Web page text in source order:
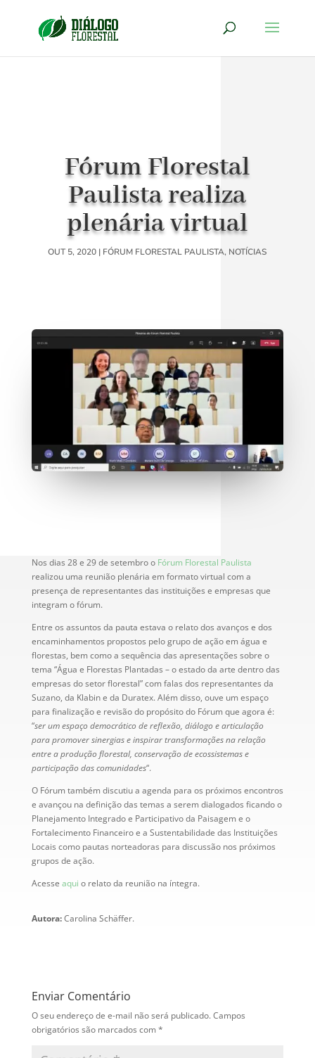
Fórum Florestal
Paulista realiza
plenária virtual
OUT 5, 2020 | FÓRUM FLORESTAL PAULISTA, NOTÍCIAS
Nos dias 28 e 29 de setembro o Fórum Florestal Paulista
realizou uma reunião plenária em formato virtual com a
presença de representantes das instituições e empresas que
integram o fórum.
Entre os assuntos da pauta estava o relato dos avanços e dos
encaminhamentos propostos pelo grupo de ação em água e
florestas, bem como a sequência das apresentações sobre o
tema “Água e Florestas Plantadas – o estado da arte dentro das
empresas do setor florestal” com falas dos representantes da
Suzano, da Klabin e da Duratex. Além disso, ouve um espaço
para finalização e revisão do propósito do Fórum que agora é:
“ser um espaço democrático de reflexão, diálogo e articulação
para promover sinergias e inspirar transformações na relação
entre a produção florestal, conservação de ecossistemas e
participação das comunidades“.
O Fórum também discutiu a agenda para os próximos encontros
e avançou na definição das temas a serem dialogados ficando o
Planejamento Integrado e Participativo da Paisagem e o
Fortalecimento Financeiro e a Sustentabilidade das Instituições
Locais como pautas norteadoras para discussão nos próximos
grupos de ação.
Acesse aqui o relato da reunião na íntegra.
Autora:Carolina Schäffer.
Enviar Comentário
O seu endereço de e-mail não será publicado.Campos
obrigatórios são marcados com *